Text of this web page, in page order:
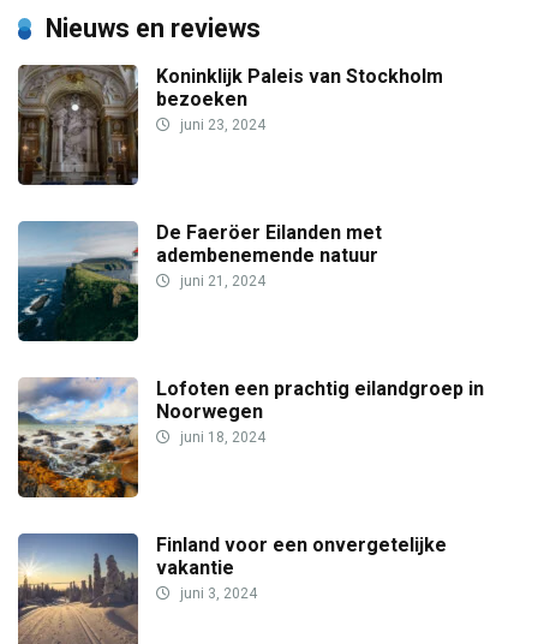
Nieuws en reviews
Koninklijk Paleis van Stockholm
bezoeken
juni 23, 2024
De Faeröer Eilanden met
adembenemende natuur
juni 21, 2024
Lofoten een prachtig eilandgroep in
Noorwegen
juni 18, 2024
Finland voor een onvergetelijke
vakantie
juni 3, 2024